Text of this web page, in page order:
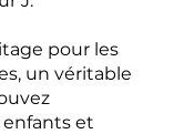
pour les
un véritable
et